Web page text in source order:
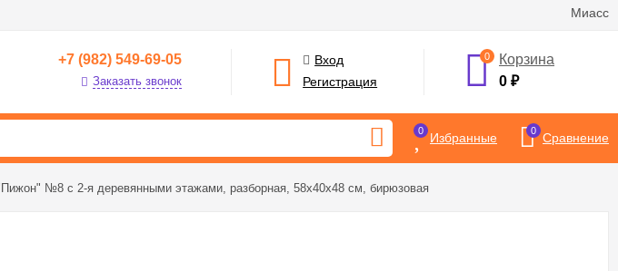
Миасс
+7 (982) 549-69-05
Заказать звонок
Вход
Регистрация
0
Корзина
0₽
0 Избранные 0 Сравнение
№8 с 2-я деревянными этажами, разборная, 58х40х48 см, бирюзовая